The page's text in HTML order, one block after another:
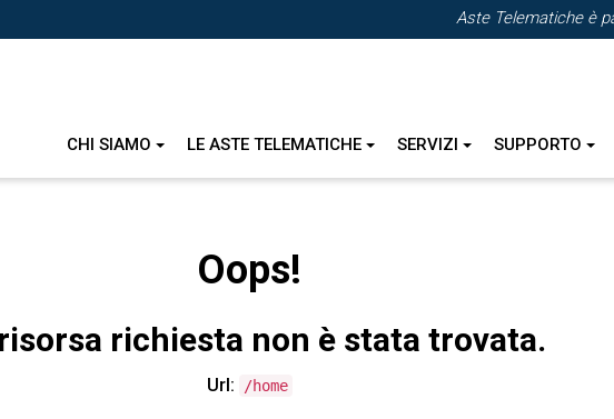
Aste Telematiche è
CHI SIAMO LE ASTE TELEMATICHE SERVIZI SUPPORTO
Oops!
richiesta non è stata trovata.
Url: /home